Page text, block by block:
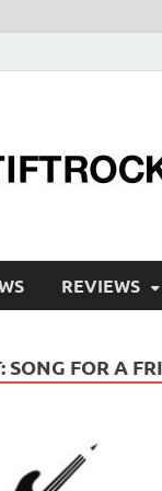
REVIEWS
SONG FOR A